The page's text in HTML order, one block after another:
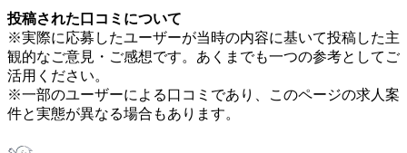
投稿された口コミについて
※実際に応募したユーザーが当時の内容に基いて投稿した主
観的なご意見・ご感想です。あくまでも一つの参考としてご
活用ください。
※一部のユーザーによる口コミであり、このページの求人案
件と実態が異なる場合もあります。